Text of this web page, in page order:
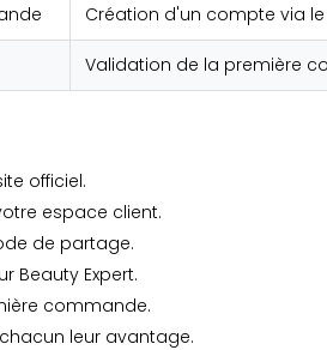
Création d'un compte via
Validation de la première
officiel.
espace client.
de partage.
Beauty Expert.
commande.
leur avantage.